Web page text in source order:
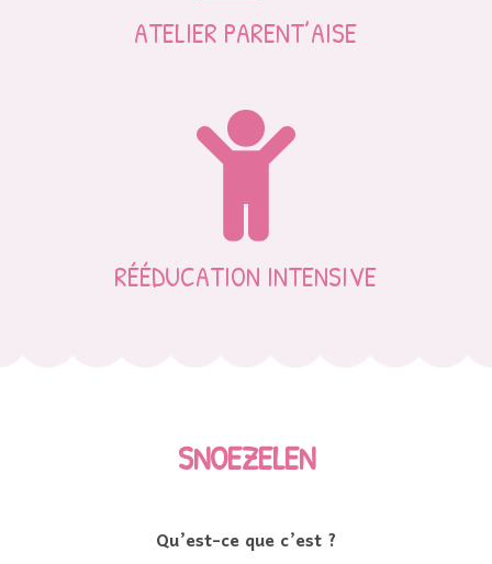
ATELIER PARENT’AISE

RÉÉDUCATION INTENSIVE
SNOEZELEN
Qu’est-ce que c’est ?